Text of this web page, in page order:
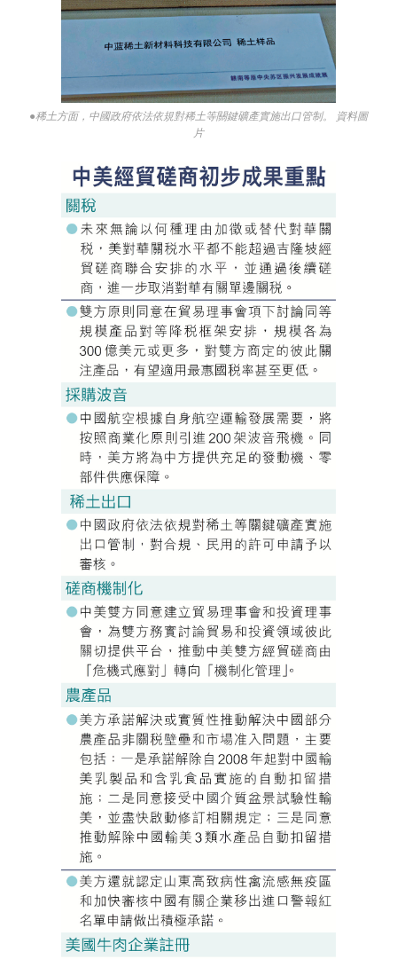
●稀土方面，中國政府依法依規對稀土等關鍵礦產實施出口管制。 資料圖
片